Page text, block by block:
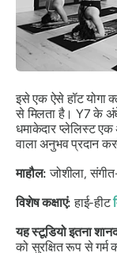
इसे एक ऐसे हॉट योगा
से मिलता है। Y7 के
धमाकेदार प्लेलिस्ट
वाला अनुभव प्रदान
माहौल: जोशीला,
विशेष कक्षाएं: हाई-हीट
यह स्टूडियो इतना
को सुरक्षित रूप से